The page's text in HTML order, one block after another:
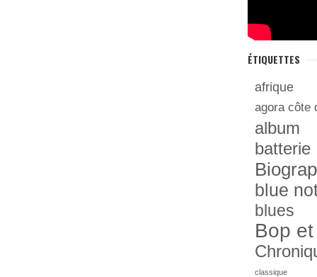
ÉTIQUETTES
afrique
agora côte
album
batterie
blue
blues
Bop
classique